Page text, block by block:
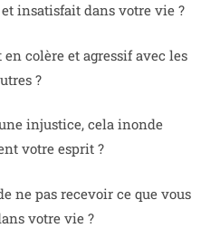
insatisfait dans votre vie ?
colère et agressif avec les
?
injustice, cela inonde
votre esprit ?
ne pas recevoir ce que vous
votre vie ?